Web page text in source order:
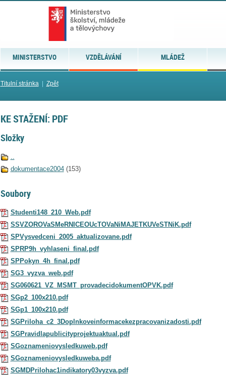
MINISTERSTVO VZDĚLÁVÁNÍ MLÁDEŽ
Titulní stránka| Zpět
KE STAŽENÍ: PDF
Složky
..
dokumentace2004 (153)
Soubory
Studenti148_210_Web.pdf
SSVZOROVaSMeRNICEOUcTOVaNiMAJETKUVeSTNiK.pdf
SPVysvedceni_2005_aktualizovane.pdf
SPRP9h_vyhlaseni_final.pdf
SPPokyn_4h_final.pdf
SG3_vyzva_web.pdf
SG060621_VZ_MSMT_provadecidokumentOPVK.pdf
SGp2_100x210.pdf
SGp1_100x210.pdf
SGPriloha_c2_3Doplnkoveinformacekezpracovanizadosti.pdf
SGPravidlapublicityprojektuaktual.pdf
SGoznameniovysledkuweb.pdf
SGoznameniovysledkuweba.pdf
SGMDPrilohac1indikatory03vyzva.pdf